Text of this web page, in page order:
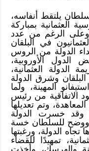
يلتقط أنفاسه،
العثمانية بمباركة
وعلى الرغم من عدد
في البلقان
الدولة من الروس
الدول الأوروبية،
العثمانية،
وشرق الدولة
المهينة، ولما
الاتفاقية من رئيس
وتم تعديلها
برلين سنة 1878م. وقد خسرت الدولة
ووضح للسلطان خسة
تجاه الدولة، ورغبتها
تمهيدًا للقضاء
والهرسك، وأخذت